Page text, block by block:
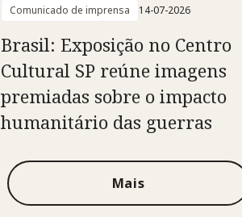
Comunicado de imprensa 14-07-2026
Brasil: Exposição no Centro
Cultural SP reúne imagens
premiadas sobre o impacto
humanitário das guerras
Mais